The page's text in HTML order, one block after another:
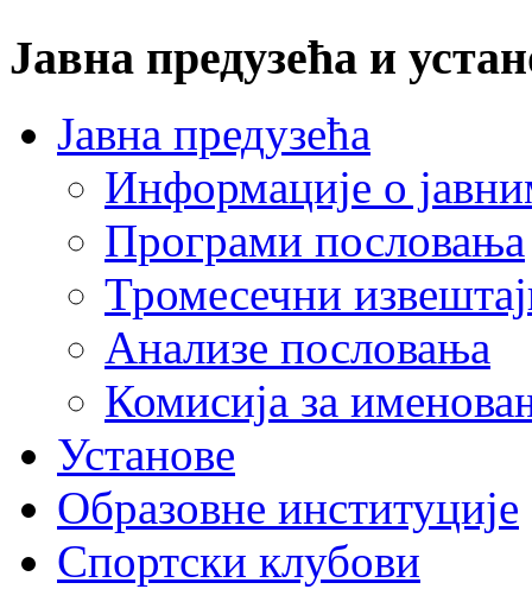
Јавна предузећа и
Јавна предузећа
Информације о
Програми пословања
Тромесечни
Анализе пословања
Комисија за
Установе
Образовне институције
Спортски клубови